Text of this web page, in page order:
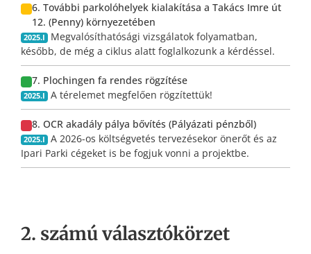
6. További parkolóhelyek kialakítása a Takács Imre út
12. (Penny) környezetében
2025.I
Megvalósíthatósági vizsgálatok folyamatban,
később, de még a ciklus alatt foglalkozunk a kérdéssel.
7. Plochingen fa rendes rögzítése
2025.I A térelemet megfelően rögzítettük!
8. OCR akadály pálya bővítés (Pályázati pénzből)
2025.I
A 2026-os költségvetés tervezésekor önerőt és az
Ipari Parki cégeket is be fogjuk vonni a projektbe.
2. számú választókörzet